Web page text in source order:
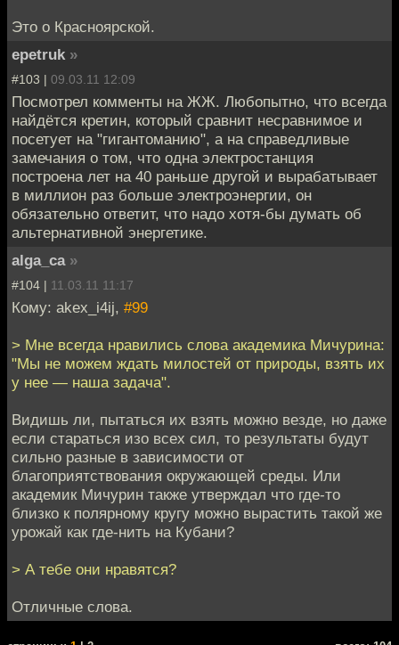
Это о Красноярской.
epetruk »
#103 | 09.03.11 12:09
Посмотрел комменты на ЖЖ. Любопытно, что всегда
найдётся кретин, который сравнит несравнимое и
посетует на "гигантоманию", а на справедливые
замечания о том, что одна электростанция
построена лет на 40 раньше другой и вырабатывает
в миллион раз больше электроэнергии, он
обязательно ответит, что надо хотя-бы думать об
альтернативной энергетике.
alga_ca »
#104 | 11.03.11 11:17
Кому: akex_i4ij, #99
> Мне всегда нравились слова академика Мичурина:
"Мы не можем ждать милостей от природы, взять их
у нее — наша задача".
Видишь ли, пытаться их взять можно везде, но даже
если стараться изо всех сил, то результаты будут
сильно разные в зависимости от
благоприятствования окружающей среды. Или
академик Мичурин также утверждал что где-то
близко к полярному кругу можно вырастить такой же
урожай как где-нить на Кубани?
> А тебе они нравятся?
Отличные слова.